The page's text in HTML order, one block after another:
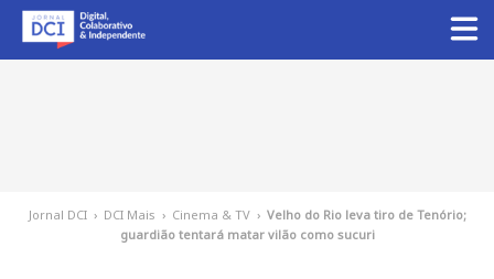
Jornal DCI › DCI Mais › Cinema & TV › Velho do Rio leva tiro de Tenório;
guardião tentará matar vilão como sucuri